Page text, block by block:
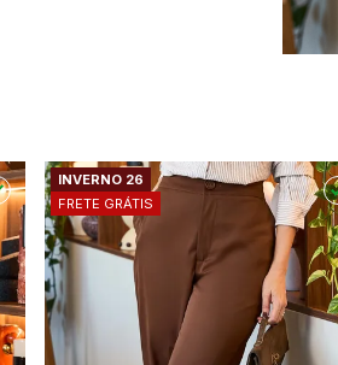
FRETE GRÁTIS
INVERNO 26